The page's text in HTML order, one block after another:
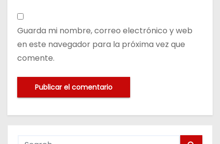
Guarda mi nombre, correo electrónico y web
en este navegador para la próxima vez que
comente.